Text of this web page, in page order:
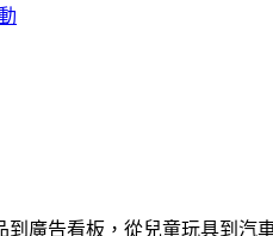
廣告看板，從兒童玩具到